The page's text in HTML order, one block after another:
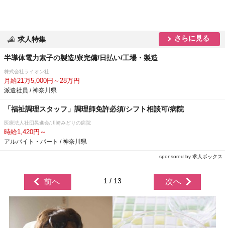
求人特集 さらに見る
半導体電力素子の製造/寮完備/日払い/工場・製造
株式会社ライオン社
月給21万5,000円～28万円
派遣社員 / 神奈川県
「福祉調理スタッフ」調理師免許必須/シフト相談可/病院
医療法人社団晃進会/川崎みどりの病院
時給1,420円～
アルバイト・パート / 神奈川県
sponsored by 求人ボックス
前へ 1 / 13 次へ